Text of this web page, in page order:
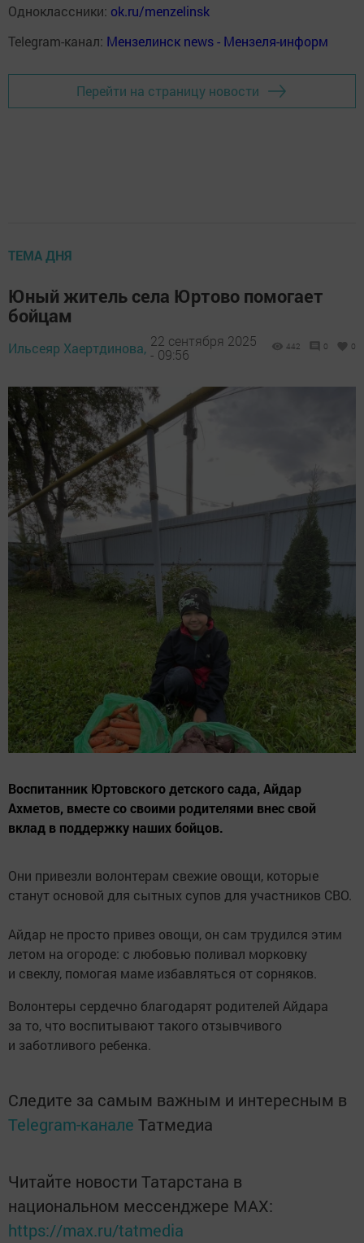
Одноклассники: ok.ru/menzelinsk
Telegram-канал: Мензелинск news - Мензеля-информ
Перейти на страницу новости
ТЕМА ДНЯ
Юный житель села Юртово помогает
бойцам
Ильсеяр Хаертдинова, 22 сентября 2025
- 09:56
442 0 0
Воспитанник Юртовского детского сада, Айдар
Ахметов, вместе со своими родителями внес свой
вклад в поддержку наших бойцов.
Они привезли волонтерам свежие овощи, которые
станут основой для сытных супов для участников СВО.
Айдар не просто привез овощи, он сам трудился этим
летом на огороде: с любовью поливал морковку
и свеклу, помогая маме избавляться от сорняков.
Волонтеры сердечно благодарят родителей Айдара
за то, что воспитывают такого отзывчивого
и заботливого ребенка.
Следите за самым важным и интересным в
Telegram-канале Татмедиа
Читайте новости Татарстана в
национальном мессенджере MАХ:
https://max.ru/tatmedia